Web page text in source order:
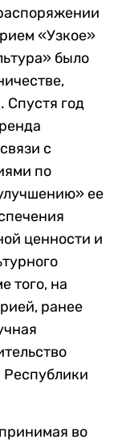
«Узкое»
было
Спустя год
с
по
ее
ценности и
того, на
ранее
Республики
во